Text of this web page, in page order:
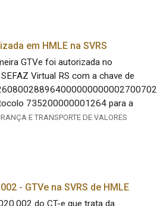
em HMLE na SVRS
GTVe foi autorizada no
Virtual RS com a chave de
735200000001264 para a
E TRANSPORTE DE VALORES
- GTVe na SVRS de HMLE
do CT-e que trata da